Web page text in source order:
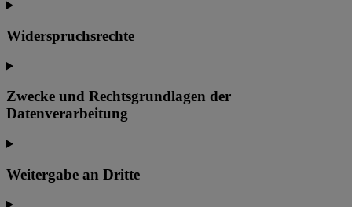
Widerspruchsrechte
Zwecke und Rechtsgrundlagen der
Datenverarbeitung
Weitergabe an Dritte